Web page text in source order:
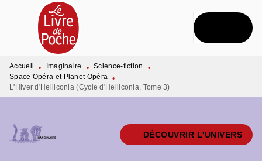
MENU RECHERCHE CONTENU
PIED DE PAGE
Accueil • Imaginaire • Science-fiction
•
Space Opéra et Planet Opéra •
L'Hiver d'Helliconia (Cycle d'Helliconia, Tome 3)
DÉCOUVRIR L'UNIVERS